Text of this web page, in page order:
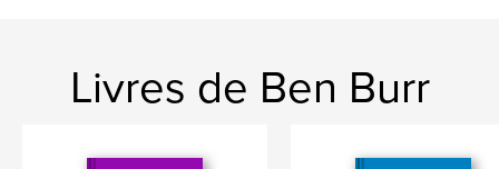
Livres de Ben Burr